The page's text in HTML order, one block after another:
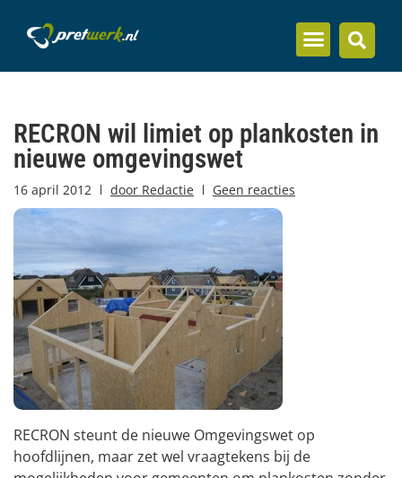
RECRON wil limiet op plankosten in
nieuwe omgevingswet
16 april 2012 door Redactie Geen reacties
RECRON steunt de nieuwe Omgevingswet op
hoofdlijnen, maar zet wel vraagtekens bij de